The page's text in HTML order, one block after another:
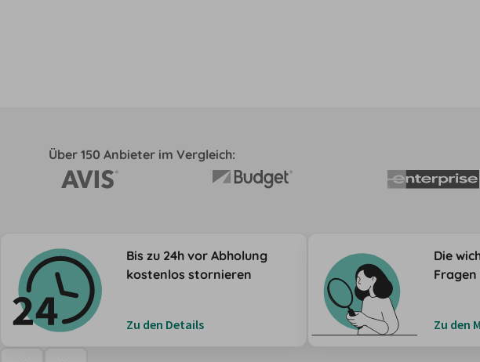
Über 150 Anbieter im Vergleich:
Bis zu 24h vor Abholung
kostenlos stornieren
Zu den Details
Die
Zu den